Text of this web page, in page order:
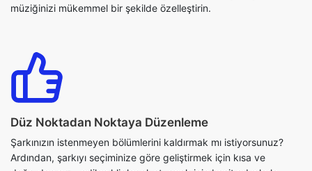
Düz Noktadan Noktaya Düzenleme
Şarkınızın istenmeyen bölümlerini kaldırmak mı istiyorsunuz?
Ardından, şarkıyı seçiminize göre geliştirmek için kısa ve
çevrimiçi Şarkı Düzenleyici aracımızın yardımıyla şarkınızı
zahmetsizce kolayca düzenlemek ve değiştirmek için
mükemmel bir çözüm burada.